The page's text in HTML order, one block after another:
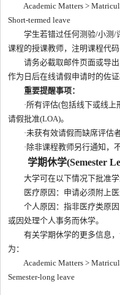
Academic Matters >
Short-termed leave
学生若错过任何测验/小测/
课程的授课教师，注明课程代
请务必截取邮件页面或导出
作为日后在线请假申请时的佐证
重要提醒事项：
·所有评估(包括线下或线上
请假批准(LOA)。
·未获有效请假而缺席评估者
·除非课程教师另行通知，不
学期休学(Semester
大学可在以下情况下批准学
医疗原因：申请必须附上医
个人原因：指非医疗类原因
或因处理个人事务而休学。
有关学期休学的更多信息，
为：
Academic Matters >
Semester-long leave